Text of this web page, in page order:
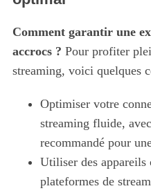
Comment garantir une
accrocs ? Pour profiter
streaming, voici quelques
Optimiser votre
streaming fluide,
recommandé pour
Utiliser des appareils
plateformes de